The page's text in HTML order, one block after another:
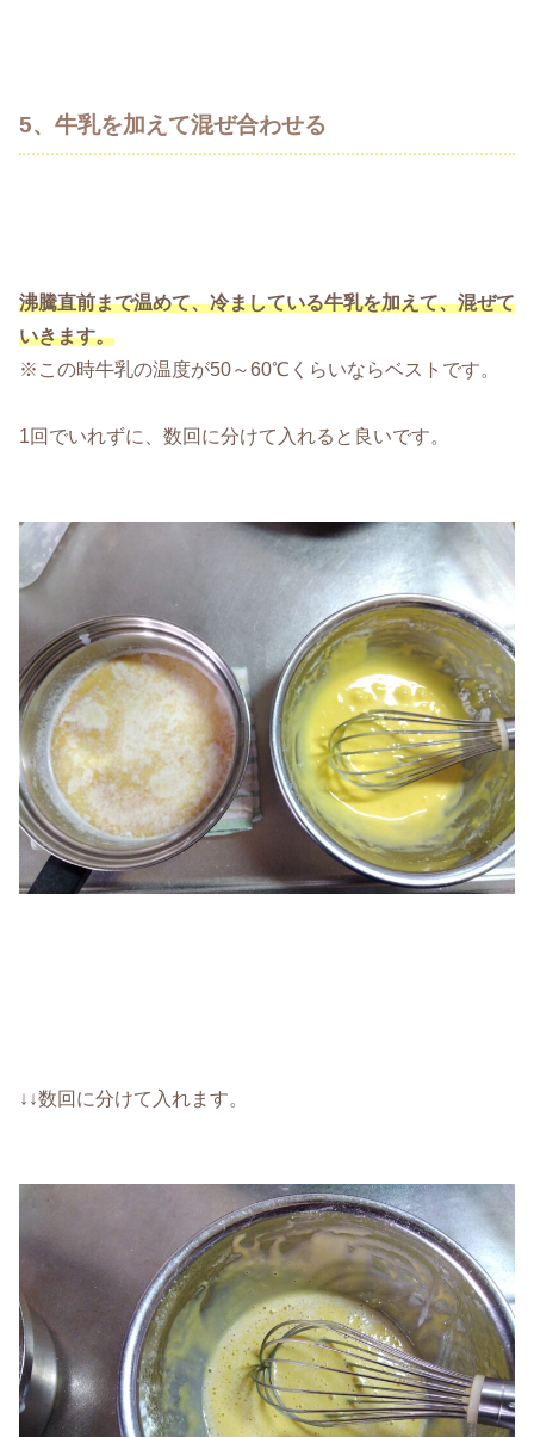
5、牛乳を加えて混ぜ合わせる
沸騰直前まで温めて、冷ましている牛乳を加えて、混ぜて
いきます。
※この時牛乳の温度が50～60℃くらいならベストです。
1回でいれずに、数回に分けて入れると良いです。
↓↓数回に分けて入れます。